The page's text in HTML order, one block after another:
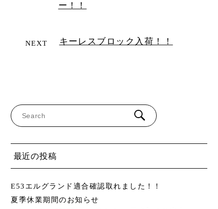
ー！！
NEXT キーレスブロック入荷！！
最近の投稿
E53エルグランド適合確認取れました！！
夏季休業期間のお知らせ